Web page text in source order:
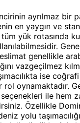
ayrılmaz bir
en yaygın ve
tüm yük rotasında
genellikle
vazgeçilmez
ise
rol oynamaktadır.
ile hem
Özellikle
yolu